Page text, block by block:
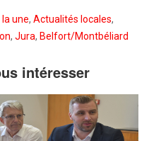
la une, Actualités locales,
, Jura, Belfort/Montbéliard
intéresser